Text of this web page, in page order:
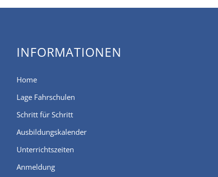
INFORMATIONEN
Home
Lage Fahrschulen
Schritt für Schritt
Ausbildungskalender
Unterrichtszeiten
Anmeldung